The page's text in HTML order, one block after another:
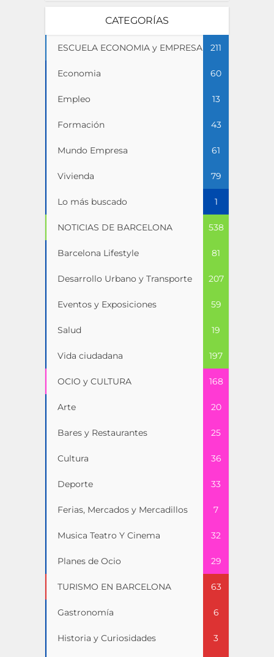
CATEGORÍAS
ESCUELA ECONOMIA y EMPRESA 211
Economia 60
Empleo 13
Formación 43
Mundo Empresa 61
Vivienda 79
Lo más buscado 1
NOTICIAS DE BARCELONA 538
Barcelona Lifestyle 81
Desarrollo Urbano y Transporte 207
Eventos y Exposiciones 59
Salud 19
Vida ciudadana 197
OCIO y CULTURA 168
Arte 20
Bares y Restaurantes 25
Cultura 36
Deporte 33
Ferias, Mercados y Mercadillos 7
Musica Teatro Y Cinema 32
Planes de Ocio 29
TURISMO EN BARCELONA 63
Gastronomía 6
Historia y Curiosidades 3